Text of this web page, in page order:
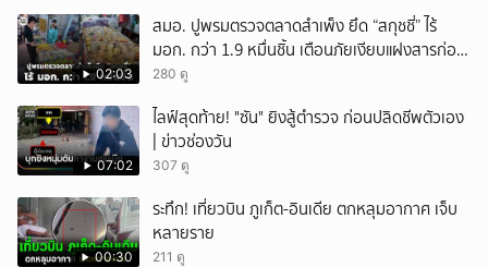
02:03
สมอ. ปูพรมตรวจตลาดสำเพ็ง ยึด “สกุชชี่” ไร้
มอก. กว่า 1.9 หมื่นชิ้น เตือนภัยเงียบแฝงสารก่อ
มะเร็งและโลหะหนัก
280 ดู
07:02
ไลฟ์สุดท้าย! "ซัน" ยิงสู้ตำรวจ ก่อนปลิดชีพตัวเอง
| ข่าวช่องวัน
307 ดู
00:30
ระทึก! เที่ยวบิน ภูเก็ต-อินเดีย ตกหลุมอากาศ เจ็บ
หลายราย
211 ดู